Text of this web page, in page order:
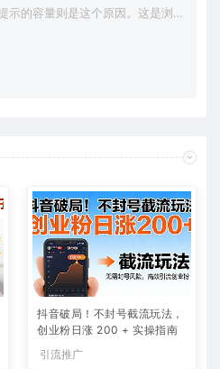
示的容量则是这个原因。这是浏
抖音破局！不封号截流玩法，
创业粉日涨 200 + 实操指南
引流推广